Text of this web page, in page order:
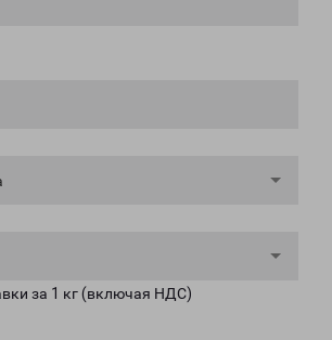
за 1 кг (включая НДС)